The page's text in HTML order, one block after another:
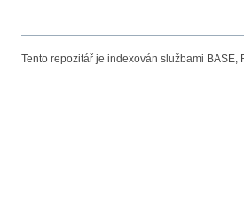
Tento repozitář je indexován službami BASE,